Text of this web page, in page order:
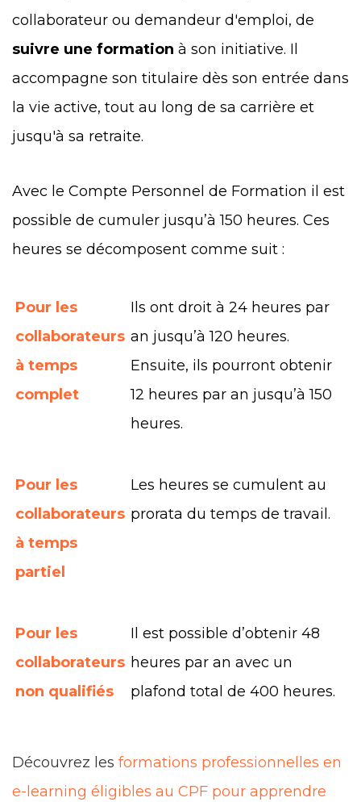
collaborateur ou demandeur d'emploi, de
suivre une formation à son initiative. Il
accompagne son titulaire dès son entrée dans
la vie active, tout au long de sa carrière et
jusqu'à sa retraite.
Avec le Compte Personnel de Formation il est
possible de cumuler jusqu’à 150 heures. Ces
heures se décomposent comme suit :
Pour les
collaborateurs
à temps
complet
Ils ont droit à 24 heures par
an jusqu’à 120 heures.
Ensuite, ils pourront obtenir
12 heures par an jusqu’à 150
heures.
Pour les
collaborateurs
à temps
partiel
Les heures se cumulent au
prorata du temps de travail.
Pour les
collaborateurs
non qualifiés
Il est possible d’obtenir 48
heures par an avec un
plafond total de 400 heures.
Découvrez les formations professionnelles en
e-learning éligibles au CPF pour apprendre